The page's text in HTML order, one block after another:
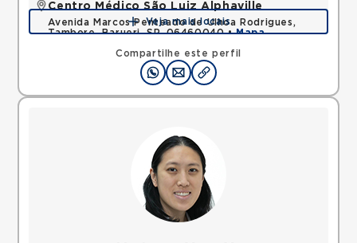
Compartilhe este perfil
Centro Médico São Luiz Alphaville
Avenida Marcos Penteado de Ulhoa Rodrigues,
Tambore, Barueri, SP, 06460040 •Mapa
Veja mais locais